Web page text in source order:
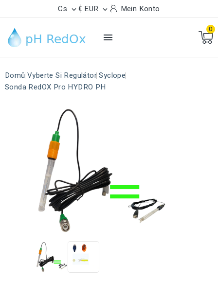
Cs  € EUR  Mein Konto

0
Domů Vyberte Si Regulátor Syclope
Sonda RedOX Pro HYDRO PH